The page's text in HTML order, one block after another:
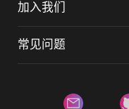
加入我们
常见问题